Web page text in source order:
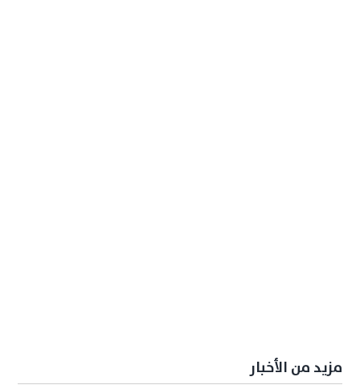
مزيد من الأخبار